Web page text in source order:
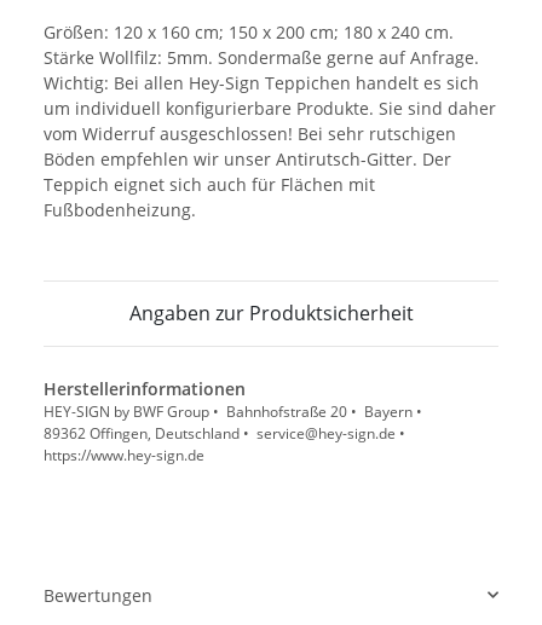
Größen: 120 x 160 cm; 150 x 200 cm; 180 x 240 cm.
Stärke Wollfilz: 5mm. Sondermaße gerne auf Anfrage.
Wichtig: Bei allen Hey-Sign Teppichen handelt es sich
um individuell konfigurierbare Produkte. Sie sind daher
vom Widerruf ausgeschlossen! Bei sehr rutschigen
Böden empfehlen wir unser Antirutsch-Gitter. Der
Teppich eignet sich auch für Flächen mit
Fußbodenheizung.
Angaben zur Produktsicherheit
Herstellerinformationen
HEY-SIGN by BWF Group • Bahnhofstraße 20 • Bayern •
89362 Offingen, Deutschland • service@hey-sign.de •
https://www.hey-sign.de
Bewertungen